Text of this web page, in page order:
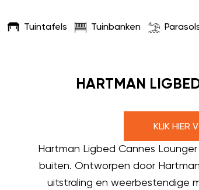
Tuintafels Tuinbanken
HARTMAN
KLIK HIER
Hartman Ligbed Cannes
buiten. Ontworpen door
uitstraling en weerbestendige